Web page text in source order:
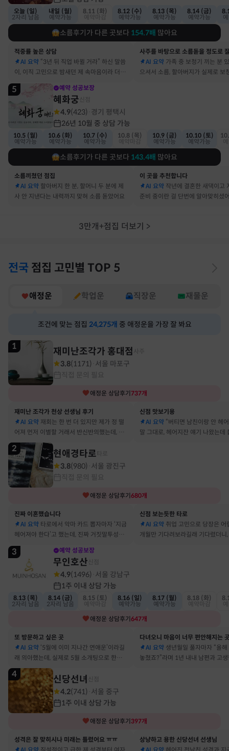
오늘 (일)
2자리 남음
내일 (월)
예약가능
8.11 (화)
8.12 (수)
예약가능
8.13 (목)
예약가능
8.14 (금)
예약가능
소름후기가 다른 곳보다 154.7배 많아요
적중률 높은 상담
AI 요약 “3년 뒤 직업 바뀔 거라” 하신 말씀
이, 이직 고민으로 밤새던 제 속마음이라 더 신
기했어요
AI 요약 가족 중 보청기 끼는 분
으셔서 소름, 할아버지가 실제로 보
5 예약 성공보장
혜화궁
4.9(423) 경기 평택시
26년 10월 중 상담 가능
10.5 (월)
예약가능
10.6 (화)
예약가능
10.7 (수)
예약가능
10.8 (목)
10.9 (금)
예약가능
10.10 (토)
예약가능
소름후기가 다른 곳보다 143.4배 많아요
소름끼쳤던 점집
AI 요약 할아버지 한 분, 할머니 두 분에 제
사 안 지낸다는 내력까지 맞혀 소름 돋았어요
이 곳을 추천합니다
AI 요약 작년에 결혼한 새댁이고
준비 중이란 걸 단번에 알아맞히셨
3만개+점집 더보기 >
전국 점집 고민별 TOP 5
애정운 학업운 직장운 재물운
조건에 맞는 점집 24,275개 중 애정운을 가장 잘 봐요
1 재미난조각가 홍대점
3.8(1171) 서울 마포구
애정운 상담후기 737개
재미난 조각가 천상 선생님 후기
AI 요약 재회는 한 번 더 있지만 제가 정 떨
어져 먼저 이별할 거래서 반신반의했는데, 정
말 재회 후 제가 먼저 헤어지자고 했어요
신점 맛보기용
AI 요약 “버티면 남친이랑 안 헤
말 그대로, 헤어지잔 얘기 나왔는데
2 현애경타로
3.8(980) 서울 광진구
애정운 상담후기 680개
진짜 이혼했습니다
AI 요약 타로에서 악마 카드 뽑자마자 ‘지금
헤어져야 한다’고 했는데, 진짜 거짓말투성이
결혼 생활 끝에 이혼 숙고 중이에요
신점 보는듯한 타로
AI 요약 취업 고민으로 당장은 어
개월만 기다려보라길래 기다렸더니
3 예약 성공보장
무인호산
4.9(1496) 서울 강남구
1주 이내 상담 가능
8.13 (목)
2자리 남음
8.14 (금)
2자리 남음
8.15 (토)
8.16 (일)
예약가능
8.17 (월)
예약가능
8.18 (화)
애정운 상담후기 647개
또 방문하고 싶은 곳
AI 요약 ‘5월에 이미 지나간 연애운’이라길
래 의아했는데, 실제로 5월 소개팅으로 한참
고민했던 사람이 있었어요
다녀오니 마음이 너무 편안해지는
AI 요약 생년월일 풀자마자 “올
놓쳤죠?”라며 1년 내내 남편과 고
4 신당선녀
4.2(741) 서울 중구
1주 이내 상담 가능
애정운 상담후기 397개
성격은 잘 맞히시나 미래는 틀렸어요 ㅠㅠ
상냥하고 용한 신당선녀 선생님